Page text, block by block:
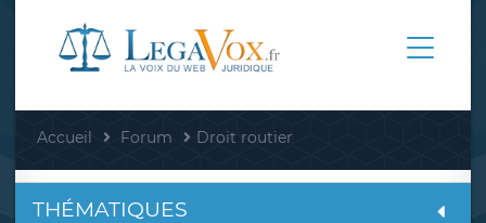
Accueil Forum Droit routier
THÉMATIQUES